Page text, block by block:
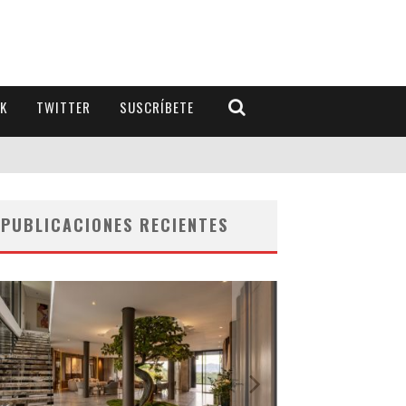
TWITTER SUSCRÍBETE
PUBLICACIONES RECIENTES